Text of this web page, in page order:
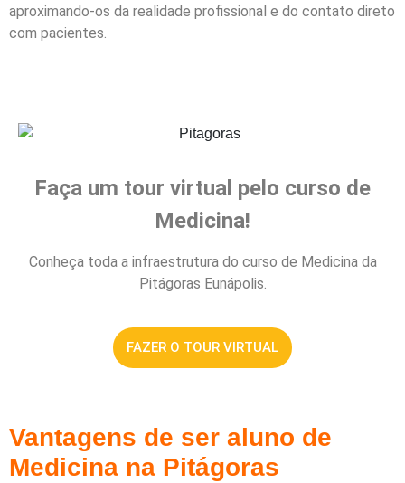
aproximando-os da realidade profissional e do contato direto
com pacientes.
Faça um tour virtual pelo curso de
Medicina!
Conheça toda a infraestrutura do curso de Medicina da
Pitágoras Eunápolis.
FAZER O TOUR VIRTUAL
Vantagens de ser aluno de
Medicina na Pitágoras